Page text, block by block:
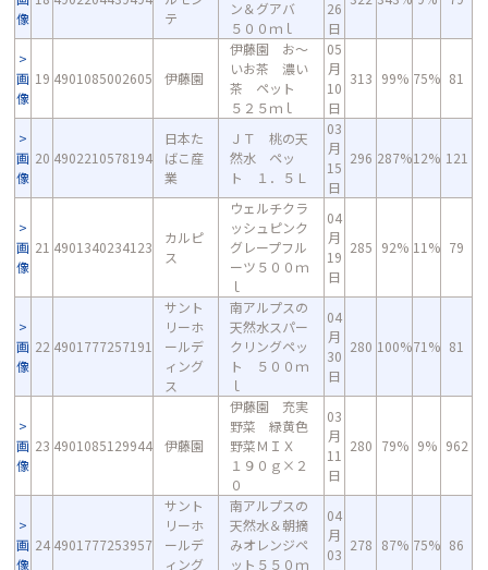
像
テ
ン＆グアバ
５００ｍｌ
26
日
画
像
19 4901085002605 伊藤園
伊藤園 お～
いお茶 濃い
茶 ペット
５２５ｍｌ
05
月
10
日
313 99% 75% 81
画
像
20 4902210578194
日本た
ばこ産
業
ＪＴ 桃の天
然水 ペッ
ト １．５Ｌ
03
月
15
日
296 287%12% 121
画
像
21 4901340234123
カルピ
ス
ウェルチクラ
ッシュピンク
グレープフル
ーツ５００ｍ
ｌ
04
月
19
日
285 92% 11% 79
画
像
22 4901777257191
サント
リーホ
ールデ
ィング
ス
南アルプスの
天然水スパー
クリングペッ
ト ５００ｍ
ｌ
04
月
30
日
280 100%71% 81
画
像
23 4901085129944 伊藤園
伊藤園 充実
野菜 緑黄色
野菜ＭＩＸ
１９０ｇ×２
０
03
月
11
日
280 79% 9% 962
画
像
24 4901777253957
サント
リーホ
ールデ
ィング
南アルプスの
天然水＆朝摘
みオレンジペ
ット５５０ｍ
04
月
03
278 87% 75% 86